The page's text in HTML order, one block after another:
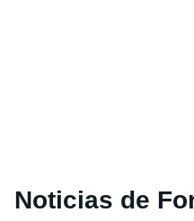
Noticias de